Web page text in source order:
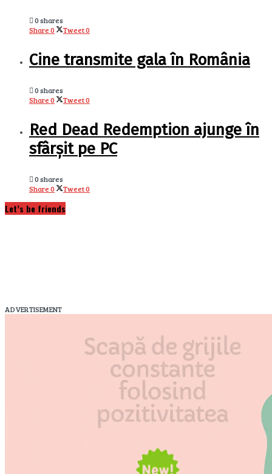
0 shares
Share0 Tweet0
Cine transmite gala în România
0 shares
Share0 Tweet0
Red Dead Redemption ajunge în
sfârșit pe PC
0 shares
Share0 Tweet0
Let’s be friends
ADVERTISEMENT